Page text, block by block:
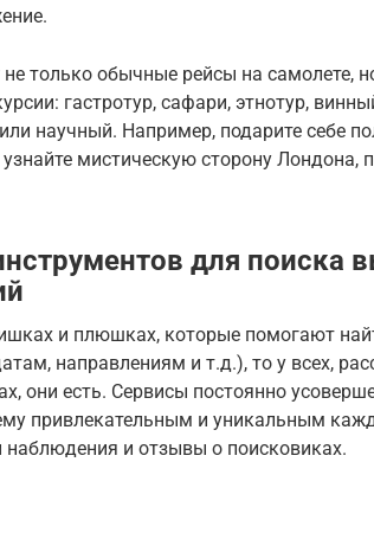
не только обычные рейсы на самолете,
гастротур, сафари, этнотур,
научный. Например, подарите себе
мистическую сторону Лондона,
для поиска
и плюшках, которые помогают
направлениям и т.д.), то у всех,
они есть. Сервисы постоянно
привлекательным и уникальным
и отзывы о поисковиках.